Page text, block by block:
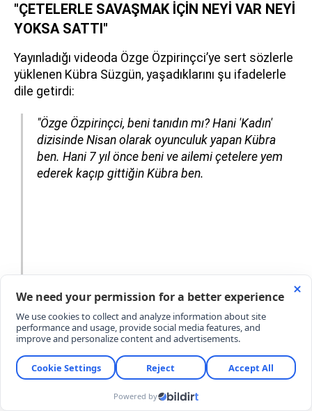
"ÇETELERLE SAVAŞMAK İÇİN NEYİ VAR NEYİ
YOKSA SATTI"
Yayınladığı videoda Özge Özpirinçci’ye sert sözlerle
yüklenen Kübra Süzgün, yaşadıklarını şu ifadelerle
dile getirdi:
"Özge Özpirinçci, beni tanıdın mı? Hani 'Kadın'
dizisinde Nisan olarak oyunculuk yapan Kübra
ben. Hani 7 yıl önce beni ve ailemi çetelere yem
ederek kaçıp gittiğin Kübra ben.